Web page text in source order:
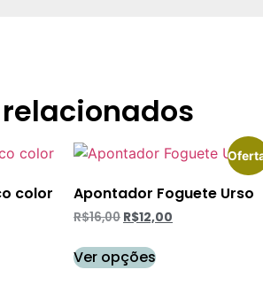
color Apontador Foguete Urso
R$16,00 R$12,00
Ver opções